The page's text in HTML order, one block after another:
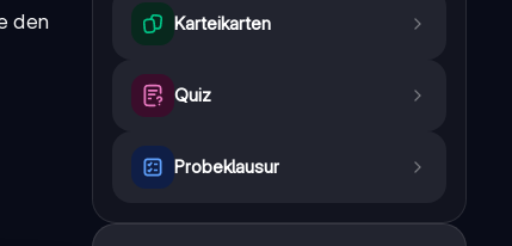
den
Karteikarten
Quiz
Probeklausur